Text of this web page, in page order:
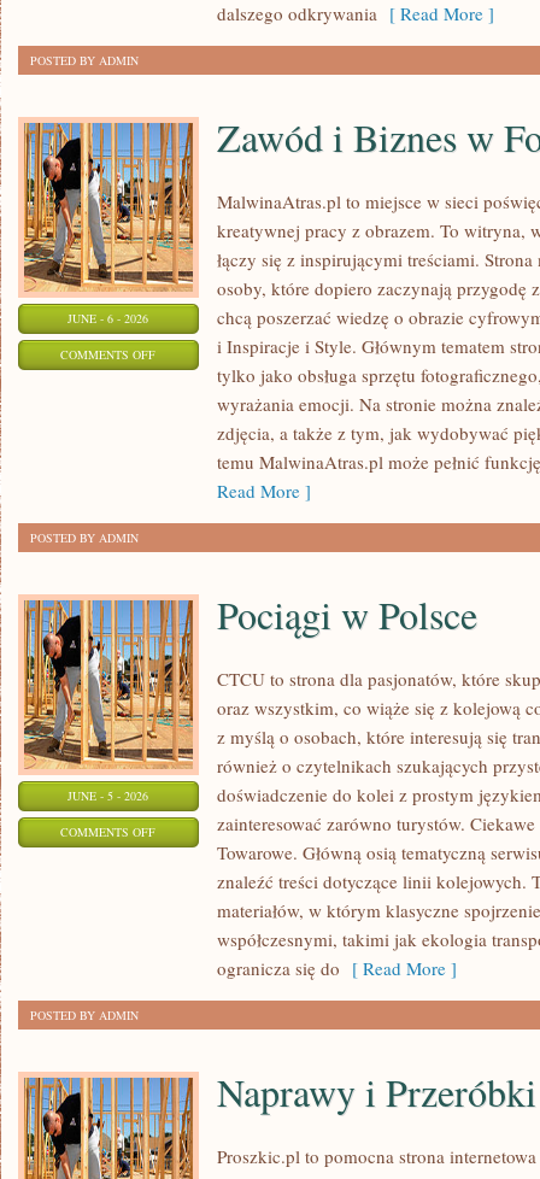
dalszego odkrywania [ Read More ]
POSTED BY ADMIN
JUNE - 6 - 2026
COMMENTS OFFON
Zawód i Biznes w
MalwinaAtras.pl to miejsce w sieci
kreatywnej pracy z obrazem. To witryna,
łączy się z inspirującymi treściami.
osoby, które dopiero zaczynają przygodę
chcą poszerzać wiedzę o obrazie
i Inspiracje i Style. Głównym tematem
tylko jako obsługa sprzętu
wyrażania emocji. Na stronie można
zdjęcia, a także z tym, jak wydobywać
temu MalwinaAtras.pl może pełnić
Read More ]
POSTED BY ADMIN
JUNE - 5 - 2026
COMMENTS OFFON
Pociągi w Polsce
CTCU to strona dla pasjonatów, które
oraz wszystkim, co wiąże się z kolejową
z myślą o osobach, które interesują się
również o czytelnikach szukających
doświadczenie do kolei z prostym
zainteresować zarówno turystów.
Towarowe. Główną osią tematyczną
znaleźć treści dotyczące linii kolejowych.
materiałów, w którym klasyczne
współczesnymi, takimi jak ekologia
ogranicza się do [ Read More ]
POSTED BY ADMIN
Naprawy i Przeróbki
Proszkic.pl to pomocna strona